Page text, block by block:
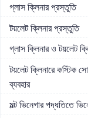
গ্লাস ক্লিনার প্রস্তুতি
টয়লেট ক্লিনার প্রস্তুতি
গ্লাস ক্লিনার ও টয়লেট
টয়লেট ক্লিনারে কস্টিক
ব্যবহার
মল্ট ভিনেগার পদ্ধতিতে